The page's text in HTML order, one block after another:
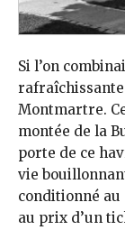
Si l’on
rafraîchissante
Montmartre.
montée de la
porte de ce
vie
conditionné au
au prix d’un